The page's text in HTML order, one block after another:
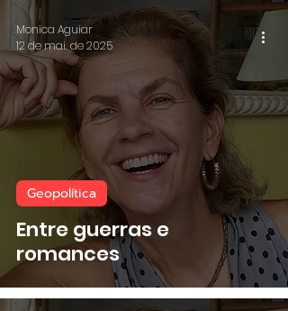
Entre guerras e
romances
Geopolítica
Monica Aguiar
12 de mai. de 2025